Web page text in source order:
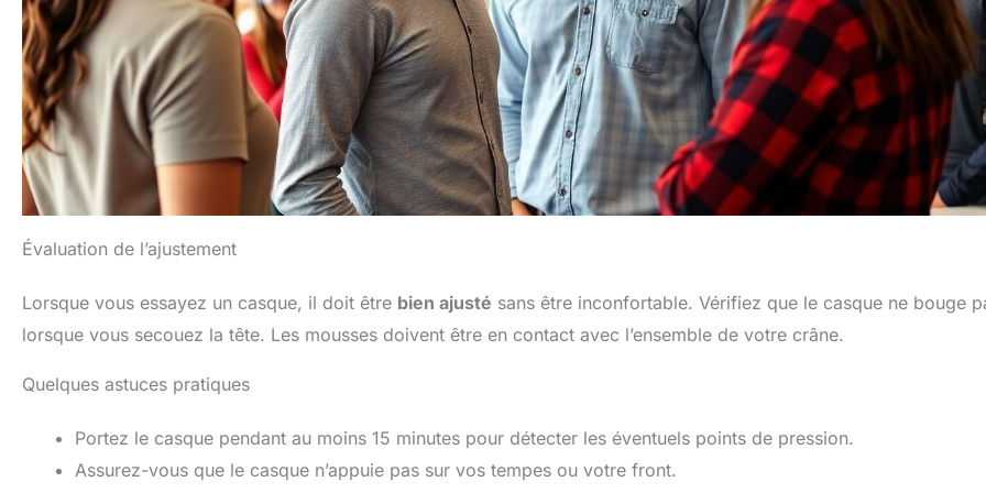
Évaluation de l’ajustement
Lorsque vous essayez un casque, il doit être bien ajusté sans être inconfortable. Vérifiez que le casque ne bouge
lorsque vous secouez la tête. Les mousses doivent être en contact avec l’ensemble de votre crâne.
Quelques astuces pratiques
Portez le casque pendant au moins 15 minutes pour détecter les éventuels points de pression.
Assurez-vous que le casque n’appuie pas sur vos tempes ou votre front.